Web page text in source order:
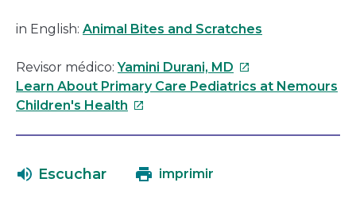
in English: Animal Bites and Scratches
Revisor médico:Yamini Durani, MD Este
enlace
Learn About Primary Care Pediatrics at Nemours
Children's Health Este
en
Escuchar imprimir